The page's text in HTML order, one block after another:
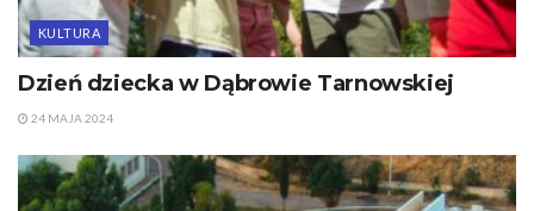
KULTURA
Dzień dziecka w Dąbrowie Tarnowskiej
24 MAJA 2024